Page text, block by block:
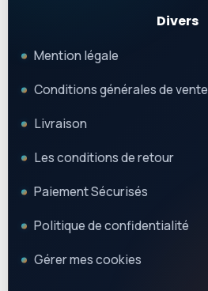
Divers
Mention légale
Conditions générales de vente
Livraison
Les conditions de retour
Paiement Sécurisés
Politique de confidentialité
Gérer mes cookies